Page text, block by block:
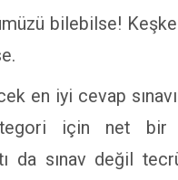
bilebilse!
en iyi cevap
için net bir
da sınav değil